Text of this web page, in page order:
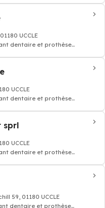
UCCLE
dentaire et prothèse
UCCLE
dentaire et prothèse
sprl
UCCLE
dentaire et prothèse
59, 01180 UCCLE
dentaire et prothèse